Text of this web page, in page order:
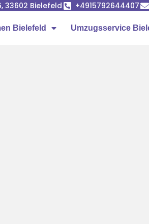
33602 Bielefeld +4915792644407
Bielefeld Umzugsservice